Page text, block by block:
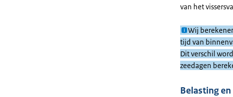
van het
Wij
tijd van
Dit verschil
zeedagen
Belasting